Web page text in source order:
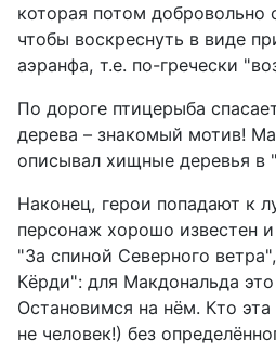
которая потом добровольно
чтобы воскреснуть в виде
аэранфа, т.е. по-гречески
По дороге птицерыба
дерева – знакомый мотив!
описывал хищные деревья в
Наконец, герои попадают к
персонаж хорошо известен
"За спиной Северного
Кëрди": для Макдональда
Остановимся на нём. Кто
не человек!) без